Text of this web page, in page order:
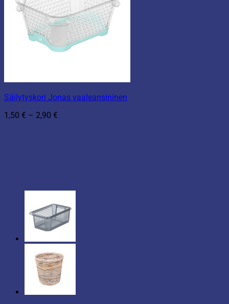
Säilytyskori Jonas vaaleansininen
1,50 € – 2,90 €